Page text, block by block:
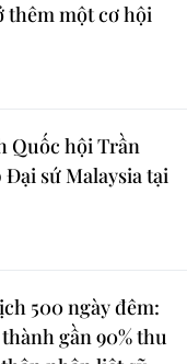
thêm một cơ hội
Quốc hội Trần
sứ Malaysia tại
500 ngày đêm:
gần 90% thu